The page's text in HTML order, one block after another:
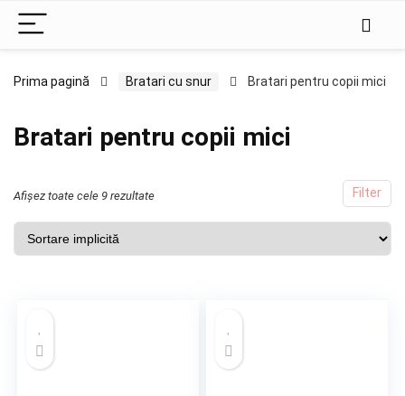
Prima pagină Bratari cu snur Bratari pentru copii mici
Bratari pentru copii mici
Filter
Afișez toate cele 9 rezultate